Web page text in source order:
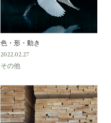
色・形・動き
2022.02.27
その他